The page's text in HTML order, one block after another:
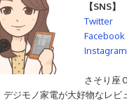
【SNS】
Twitter
Facebook
Instagram
さそり座
デジモノ家電が大好物なレビ